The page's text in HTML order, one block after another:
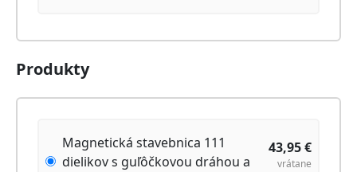
Produkty
Magnetická stavebnica 111
dielikov s guľôčkovou dráhou a
43,95€
vrátane